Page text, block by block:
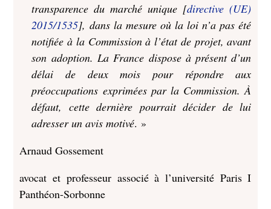
transparence du marché unique [directive (UE)
2015/1535], dans la mesure où la loi n’a pas été
notifiée à la Commission à l’état de projet, avant
son adoption. La France dispose à présent d’un
délai de deux mois pour répondre aux
préoccupations exprimées par la Commission. À
défaut, cette dernière pourrait décider de lui
adresser un avis motivé. »
Arnaud Gossement
avocat et professeur associé à l’université Paris I
Panthéon-Sorbonne